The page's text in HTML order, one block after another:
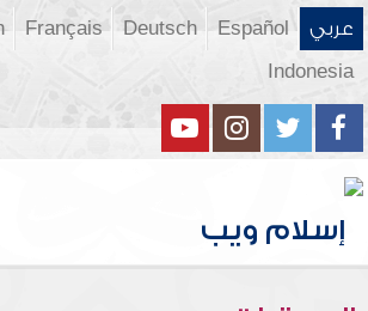
عربي Español
Deutsch
Français
Indonesia